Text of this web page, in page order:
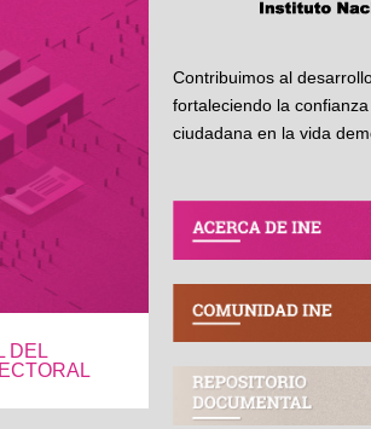
DEL
Contribuimos al
fortaleciendo la
ciudadana en la vida